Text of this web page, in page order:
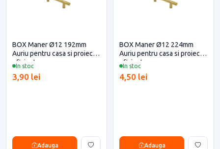
In stoc
BOX Maner Ø12 192mm
Auriu pentru casa si proiecte
eficiente
3,90 lei
Adauga
In stoc
BOX Maner Ø12 224mm
Auriu pentru casa si proiecte
eficiente
4,50 lei
Adauga